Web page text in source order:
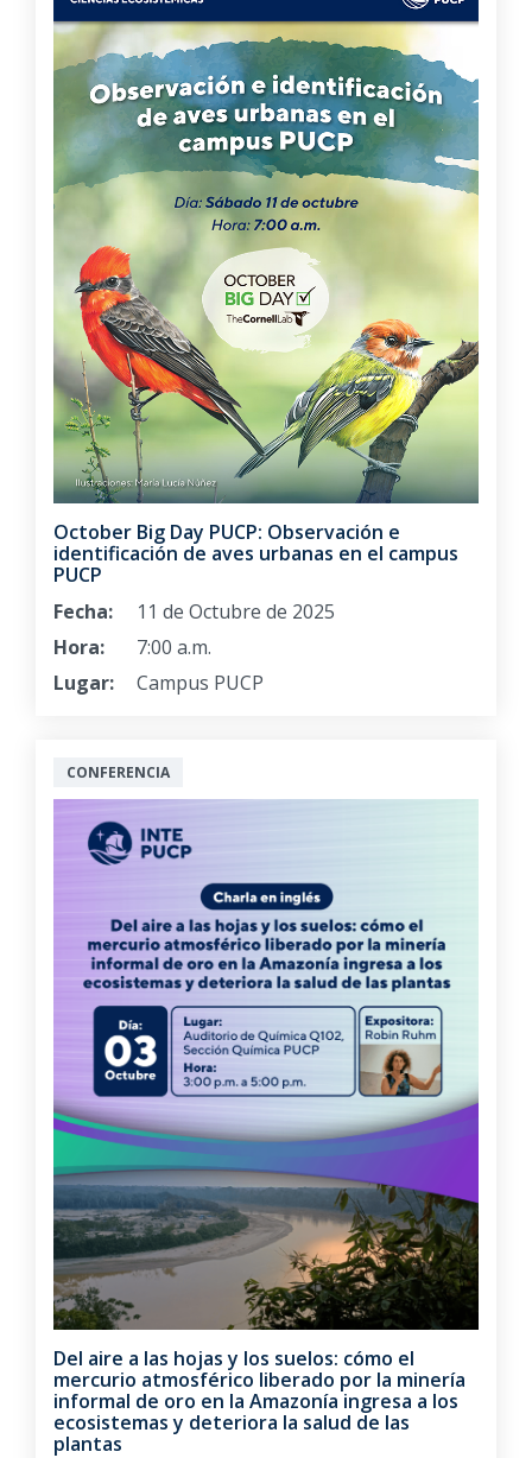
October Big Day PUCP: Observación e
identificación de aves urbanas en el campus
PUCP
Fecha:
11 de Octubre de 2025
Hora:
7:00 a.m.
Lugar:
Campus PUCP
CONFERENCIA
Del aire a las hojas y los suelos: cómo el
mercurio atmosférico liberado por la minería
informal de oro en la Amazonía ingresa a los
ecosistemas y deteriora la salud de las
plantas